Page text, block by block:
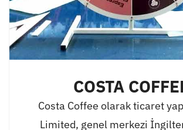
COSTA
Costa Coffee olarak ticaret
Limited, genel merkezi